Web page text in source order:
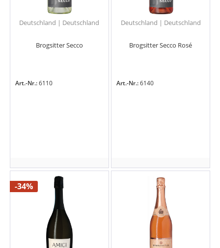
Deutschland | Deutschland
Brogsitter Secco
Art.-Nr.:6110
Deutschland | Deutschland
Brogsitter Secco Rosé
Art.-Nr.:6140
-34%